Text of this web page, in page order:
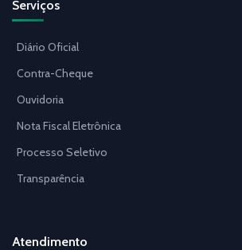
Serviços
Diário Oficial
Contra-Cheque
Ouvidoria
Nota Fiscal Eletrônica
Processo Seletivo
Transparência
Atendimento